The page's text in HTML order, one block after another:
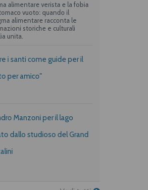
alimentare verista e la fobia
vuoto: quando il
alimentare racconta le
storiche e culturali
unita.
i santi come guide per il
per amico"
Manzoni per il lago
dallo studioso del Grand